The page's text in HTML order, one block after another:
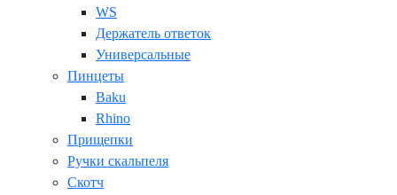
WS
Держатель ответок
Универсальные
Пинцеты
Baku
Rhino
Прищепки
Ручки скальпеля
Скотч